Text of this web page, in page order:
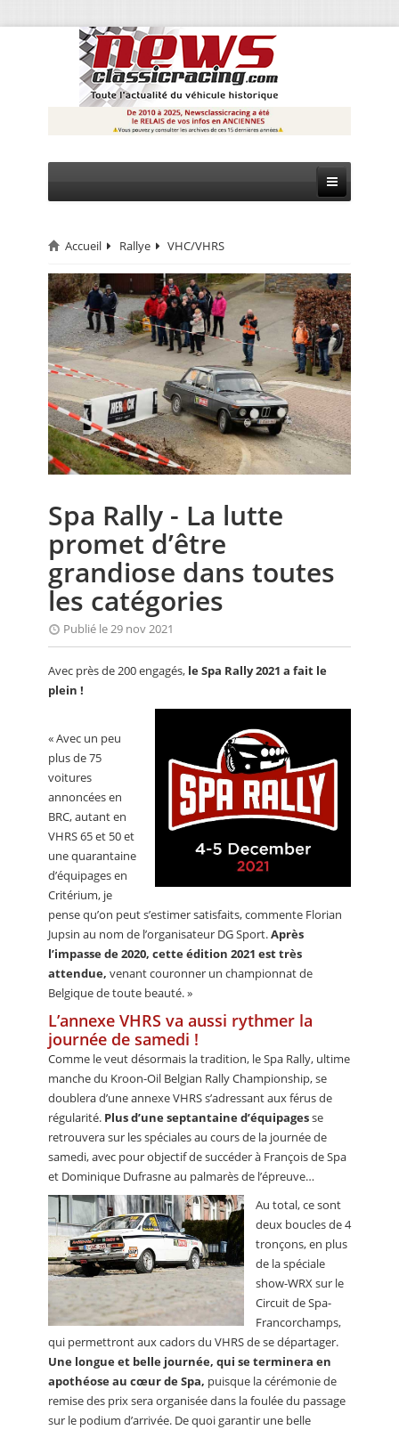
CIRCUIT
RALLYE
MONTAGNE
EVÈNEMENTS
CALENDRIER
FOCUS
ANNUAIRES
PETITES ANNONCES
Accueil Rallye VHC/VHRS
Spa Rally - La lutte
promet d’être
grandiose dans toutes
les catégories
Publié le 29 nov 2021
Avec près de 200 engagés, le Spa Rally 2021 a fait le
plein !
« Avec un peu
plus de 75
voitures
annoncées en
BRC, autant en
VHRS 65 et 50 et
une quarantaine
d’équipages en
Critérium, je
pense qu’on peut s’estimer satisfaits, commente Florian
Jupsin au nom de l’organisateur DG Sport.Après
l’impasse de 2020, cette édition 2021 est très
attendue, venant couronner un championnat de
Belgique de toute beauté. »
L’annexe VHRS va aussi rythmer la
journée de samedi !
Comme le veut désormais la tradition, le Spa Rally, ultime
manche du Kroon-Oil Belgian Rally Championship, se
doublera d’une annexe VHRS s’adressant aux férus de
régularité. Plus d’une septantaine d’équipagesse
retrouvera sur les spéciales au cours de la journée de
samedi, avec pour objectif de succéder à François de Spa
et Dominique Dufrasne au palmarès de l’épreuve…
Au total, ce sont
deux boucles de 4
tronçons, en plus
de la spéciale
show-WRX sur le
Circuit de Spa-
Francorchamps,
qui permettront aux cadors du VHRS de se départager.
Une longue et belle journée, qui se terminera en
apothéose au cœur de Spa, puisque la cérémonie de
remise des prix sera organisée dans la foulée du passage
sur le podium d’arrivée. De quoi garantir une belle